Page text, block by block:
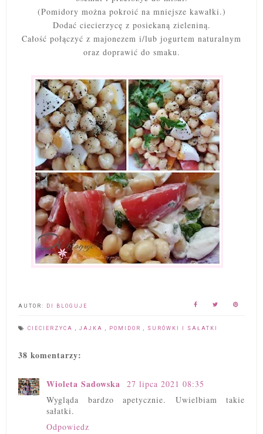
(Pomidory można pokroić na mniejsze kawałki.)
Dodać ciecierzycę z posiekaną zieleniną.
Całość połączyć z majonezem i/lub jogurtem naturalnym
oraz doprawić do smaku.
AUTOR: DI BLOGUJE
CIECIERZYCA , JAJKA , POMIDOR , SURÓWKI I SAŁATKI
38 komentarzy:
Wioleta Sadowska
27 lipca 2021 08:35
Wygląda bardzo apetycznie. Uwielbiam takie
sałatki.
Odpowiedz